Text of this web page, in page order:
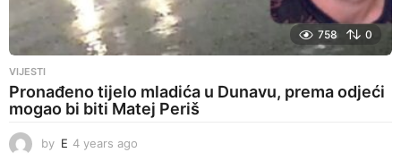
758 0
VIJESTI
Pronađeno tijelo mladića u Dunavu, prema odjeći
mogao bi biti Matej Periš
by E 4 years ago